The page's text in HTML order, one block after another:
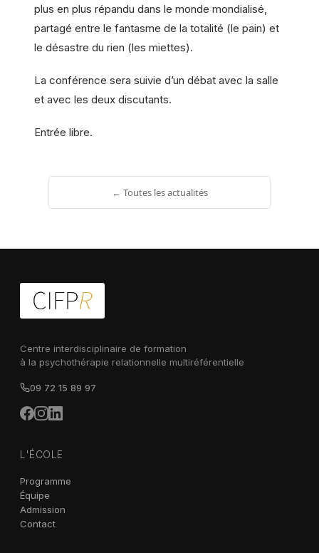
plus en plus répandu dans le monde mondialisé,
partagé entre le fantasme de la totalité (le pain) et
le désastre du rien (les miettes).
La conférence sera suivie d’un débat avec la salle
et avec les deux discutants.
Entrée libre.
← Toutes les actualités
Centre interdisciplinaire de formation
à la psychothérapie relationnelle multiréférentielle
09 72 15 89 97
L'ÉCOLE
Programme
Équipe
Admission
Contact